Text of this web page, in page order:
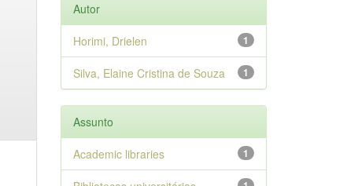
Autor
1
Horimi, Drielen
1
Silva, Elaine Cristina de Souza
Assunto
1
Academic libraries